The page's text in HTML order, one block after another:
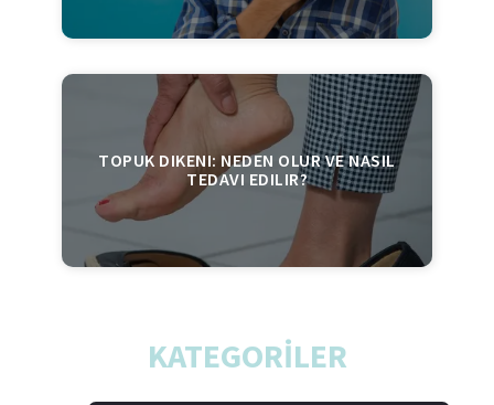
TOPUK DIKENI: NEDEN OLUR VE NASIL
TEDAVI EDILIR?
KATEGORİLER